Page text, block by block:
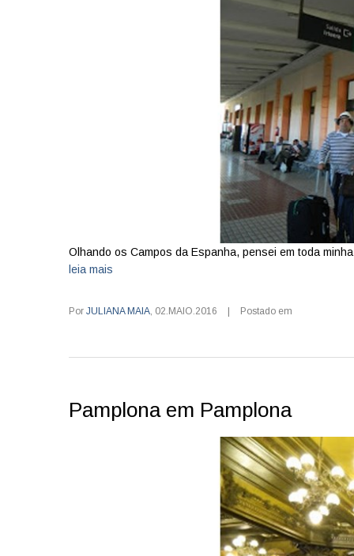
Olhando os Campos da Espanha, pensei em toda
leia mais
Por JULIANA MAIA 02.MAIO.2016 | Postado em
Pamplona em Pamplona